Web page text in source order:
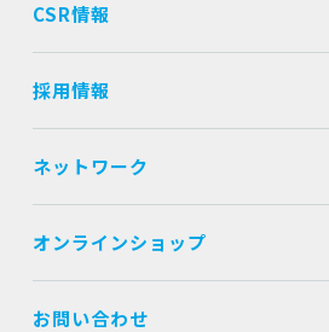
CSR情報
採用情報
ネットワーク
オンラインショップ
お問い合わせ